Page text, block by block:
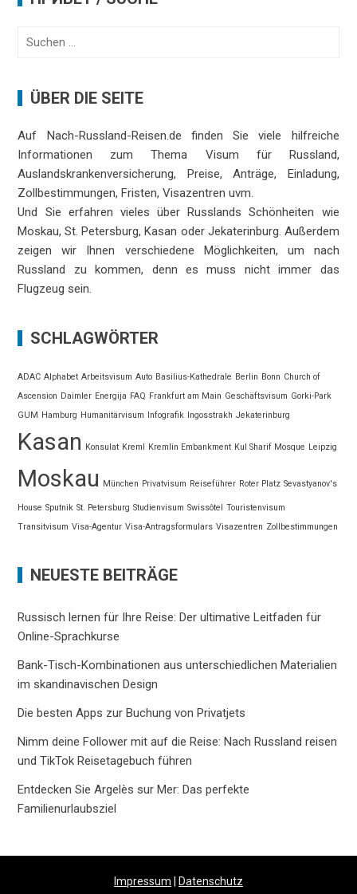
Suchen
ÜBER DIE SEITE
Auf Nach-Russland-Reisen.de finden Sie viele hilfreiche
Informationen zum Thema Visum für Russland,
Auslandskrankenversicherung, Preise, Anträge, Einladung,
Zollbestimmungen, Fristen, Visazentren uvm.
Und Sie erfahren vieles über Russlands Schönheiten wie
Moskau, St. Petersburg, Kasan oder Jekaterinburg. Außerdem
zeigen wir Ihnen verschiedene Möglichkeiten, um nach
Russland zu kommen, denn es muss nicht immer das
Flugzeug sein.
SCHLAGWÖRTER
ADAC Alphabet Arbeitsvisum Auto Basilius-Kathedrale Berlin Bonn Church of
Ascension Daimler Energija FAQ Frankfurt am Main Geschäftsvisum Gorki-Park
GUM Hamburg Humanitärvisum Infografik Ingosstrakh Jekaterinburg
Kasan Konsulat Kreml Kremlin Embankment Kul Sharif Mosque Leipzig
Moskau München Privatvisum Reiseführer Roter Platz Sevastyanov's
House Sputnik St. Petersburg Studienvisum Swissôtel Touristenvisum
Transitvisum Visa-Agentur Visa-Antragsformulars Visazentren Zollbestimmungen
NEUESTE BEITRÄGE
Russisch lernen für Ihre Reise: Der ultimative Leitfaden für
Online-Sprachkurse
Bank-Tisch-Kombinationen aus unterschiedlichen Materialien
im skandinavischen Design
Die besten Apps zur Buchung von Privatjets
Nimm deine Follower mit auf die Reise: Nach Russland reisen
und TikTok Reisetagebuch führen
Entdecken Sie Argelès sur Mer: Das perfekte
Familienurlaubsziel
Impressum Datenschutz